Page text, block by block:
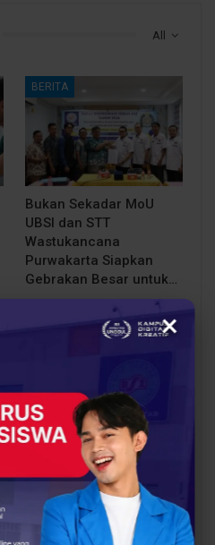
All
BERITA
Bukan Sekadar MoU
UBSI dan STT
Wastukancana
Purwakarta Siapkan
Gebrakan Besar untuk…
PKM BIMA
Kemdiktisaintek
Hadirkan SIMKURING
untuk Perkuat
Transformasi Digital
UMKM…
×